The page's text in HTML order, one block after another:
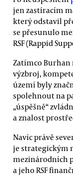
jen zastíracím
který odstavil
se přesunulo
RSF (Rappid
Zatímco Burhan
výzbroj,
území byly
spolehnout na
„úspěšně“
a znalost
Navíc právě
je strategickým
mezinárodních
a jeho RSF